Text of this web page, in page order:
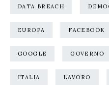
DATA BREACH
EUROPA FACEBOOK
GOOGLE GOVERNO
ITALIA LAVORO